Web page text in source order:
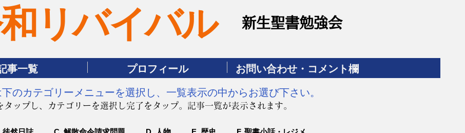
リバイバル ​新生聖書勉強会
事一覧 プロフィール お問い合わせ・コメント欄
のカテゴリーメニューを選択し、一覧表示の中からお選び下さい。
ップし、カテゴリーを選択し完了をタップ。記事一覧が表示されます。